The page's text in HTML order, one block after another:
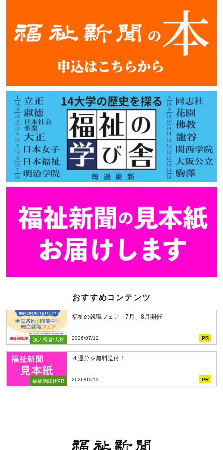
おすすめコンテンツ
法人経営/人材
福祉の就職フェア 7月、8月開催
2026/07/12 PR
福祉新聞社PR
４週分を無料送付！
2026/01/13 PR